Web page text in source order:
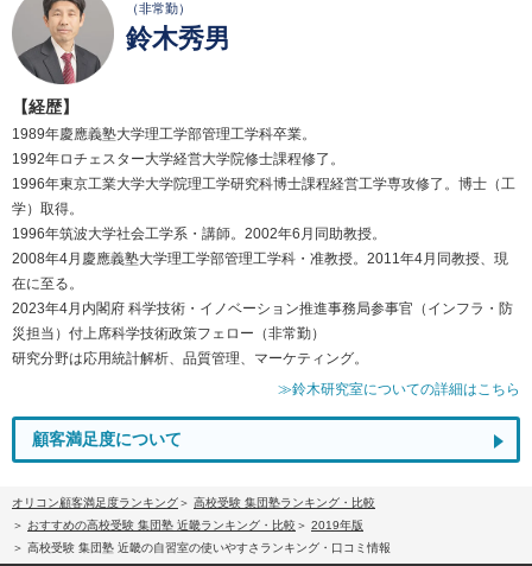
（非常勤）
鈴木秀男
【経歴】
1989年慶應義塾大学理工学部管理工学科卒業。
1992年ロチェスター大学経営大学院修士課程修了。
1996年東京工業大学大学院理工学研究科博士課程経営工学専攻修了。博士（工
学）取得。
1996年筑波大学社会工学系・講師。2002年6月同助教授。
2008年4月慶應義塾大学理工学部管理工学科・准教授。2011年4月同教授、現
在に至る。
2023年4月内閣府 科学技術・イノベーション推進事務局参事官（インフラ・防
災担当）付上席科学技術政策フェロー（非常勤）
研究分野は応用統計解析、品質管理、マーケティング。
≫鈴木研究室についての詳細はこちら
顧客満足度について
オリコン顧客満足度ランキング
高校受験 集団塾ランキング・比較
おすすめの高校受験 集団塾 近畿ランキング・比較
2019年版
高校受験 集団塾 近畿の自習室の使いやすさランキング・口コミ情報